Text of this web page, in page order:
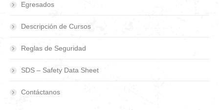
Egresados
Descripción de Cursos
Reglas de Seguridad
SDS – Safety Data Sheet
Contáctanos